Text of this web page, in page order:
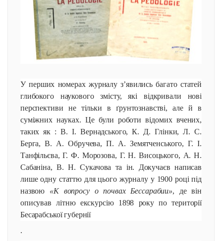
У перших номерах журналу з’явились багато статей
глибокого наукового змісту, які відкривали нові
перспективи не тільки в ґрунтознавстві, але й в
суміжних науках. Це були роботи відомих вчених,
таких як : В. І. Вернадського, К. Д. Глінки, Л. С.
Берга, В. А. Обручева, П. А. Земятченського, Г. І.
Танфільєва, Г. Ф. Морозова, Г. Н. Висоцького, А. Н.
Сабаніна, В. Н. Сукачова та ін. Докучаєв написав
лише одну статтю для цього журналу у 1900 році під
назвою «К вопросу о почвах Бессарабии», де він
описував літню екскурсію 1898 року по території
Бесарабської губернії
.